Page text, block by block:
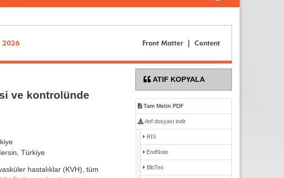
ve kontrolünde
Türkiye
hastalıklar (KVH), tüm
ATIF KOPYALA
Tam Metin PDF
Atıf dosyası indir
RIS
EndNote
BibTex